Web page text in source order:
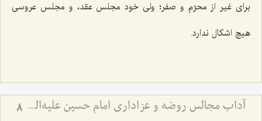
برای غیر از محرّم و صفر؛ ولی خود مجلس عقد، و مجلس عروسی
هیچ اشکال ندارد.
آداب مجالس روضه و عزاداری امام حسین علیه‌السلام - و توصیه‌های بزرگان دربارۀ ماه‌های محرّم و صفر 8